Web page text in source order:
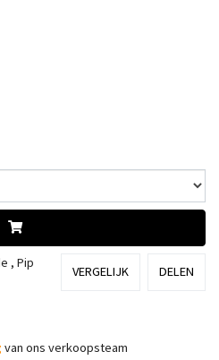
, Pip
VERGELIJK DELEN
van ons verkoopsteam